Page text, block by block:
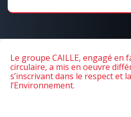
Le groupe CAILLE, engagé en
circulaire, a mis en oeuvre
s’inscrivant dans le respect et
l’Environnement.